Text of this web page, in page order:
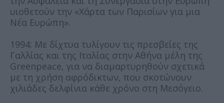
υιοθετούν την «Χάρτα των Παρισίων για μια
Νέα Ευρώπη».
1994: Με δίχτυα τυλίγουν τις πρεσβείες της
Γαλλίας και της Ιταλίας στην Αθήνα μέλη της
Greenpeace, για να διαμαρτυρηθούν σχετικά
με τη χρήση αφρόδικτων, που σκοτώνουν
χιλιάδες δελφίνια κάθε χρόνο στη Μεσόγειο.